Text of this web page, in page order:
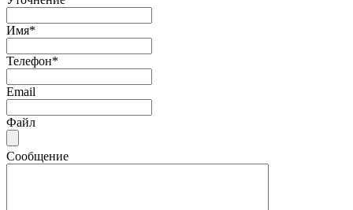
Имя*
Телефон*
Email
Файл
Сообщение